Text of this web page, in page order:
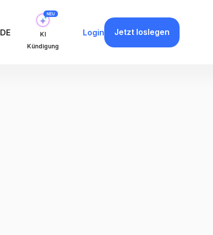
DE
KI
Kündigung
Login Jetzt loslegen